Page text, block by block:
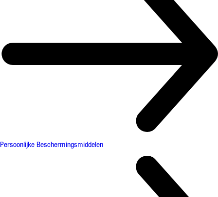
Persoonlijke Beschermingsmiddelen